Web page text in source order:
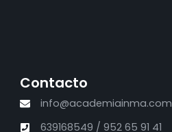
Contacto
info@academiainma.com
639168549 / 952 65 91 41